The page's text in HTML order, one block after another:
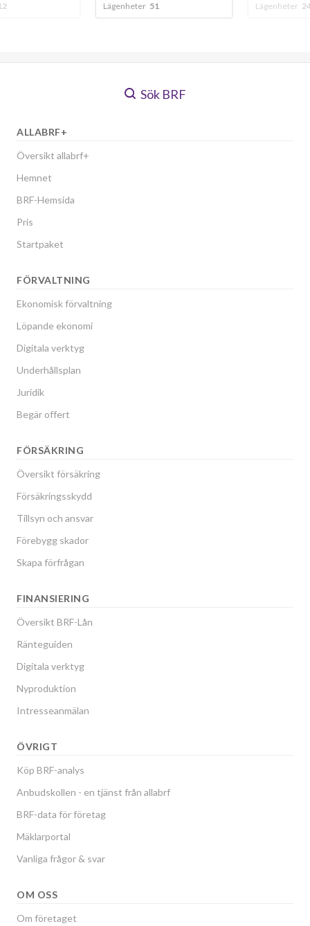
Lägenheter 51
Lägenheter 24
Sök BRF
ALLABRF+
Översikt allabrf+
Hemnet
BRF-Hemsida
Pris
Startpaket
FÖRVALTNING
Ekonomisk förvaltning
Löpande ekonomi
Digitala verktyg
Underhållsplan
Juridik
Begär offert
FÖRSÄKRING
Översikt försäkring
Försäkringsskydd
Tillsyn och ansvar
Förebygg skador
Skapa förfrågan
FINANSIERING
Översikt BRF-Lån
Ränteguiden
Digitala verktyg
Nyproduktion
Intresseanmälan
ÖVRIGT
Köp BRF-analys
Anbudskollen - en tjänst från allabrf
BRF-data för företag
Mäklarportal
Vanliga frågor & svar
OM OSS
Om företaget